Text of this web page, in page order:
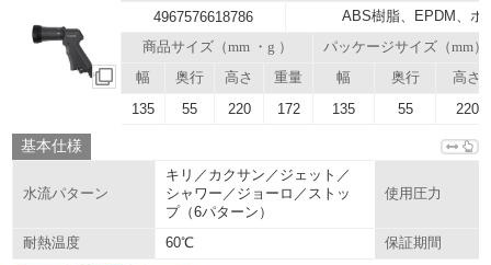
4967576618786 ABS樹脂、EPDM、ポ
商品サイズ（mm ・g ）
パッケージサイズ（mm）
幅
奥行 高さ 重量 幅 奥行 高さ
135 55 220 172 135 55 220
基本仕様
水流パターン
キリ／カクサン／ジェット／
シャワー／ジョーロ／ストッ
プ（6パターン）
使用圧力
耐熱温度 60℃ 保証期間